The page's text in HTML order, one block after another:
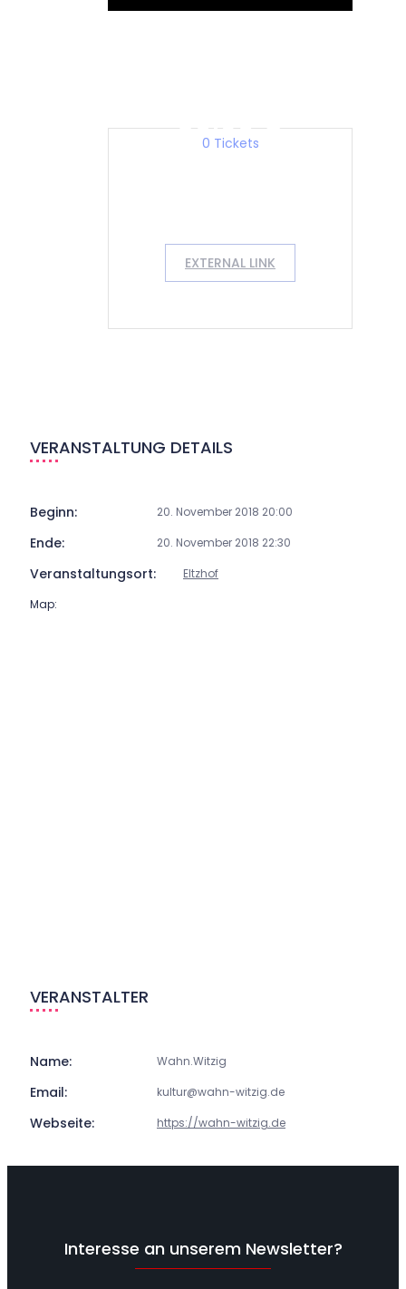
30,90 €
0 Tickets
EXTERNAL LINK
VERANSTALTUNG DETAILS
Beginn: 20. November 2018 20:00
Ende: 20. November 2018 22:30
Veranstaltungsort:
Eltzhof
Map:
VERANSTALTER
Name: Wahn.Witzig
Email: kultur@wahn-witzig.de
Webseite: https://wahn-witzig.de
Interesse an unserem Newsletter?